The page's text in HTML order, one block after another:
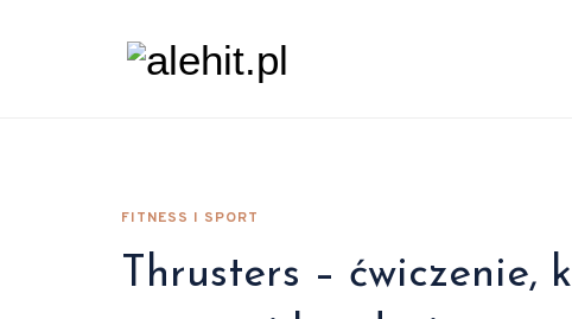
FITNESS I SPORT
Thrusters – ćwiczenie,